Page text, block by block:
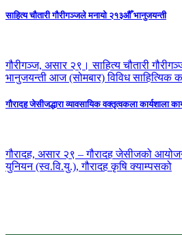
साहित्य चौतारी गौरीगञ्जले मनायो २१३औँ भानुजयन्ती
गौरीगञ्ज, असार २९। साहित्य चौतारी
भानुजयन्ती आज (सोमबार) विविध साहित्यिक
गौरादह जेसीजद्धारा व्यावसायिक वक्तृत्वकला कार्यशाला
गौरादह, असार २९ – गौरादह जेसीजको
युनियन (स्व.वि.यु.), गौरादह कृषि क्याम्पसको